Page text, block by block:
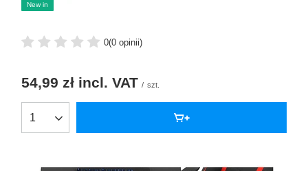
New in
0(0 opinii)
54,99 zł incl. VAT / szt.